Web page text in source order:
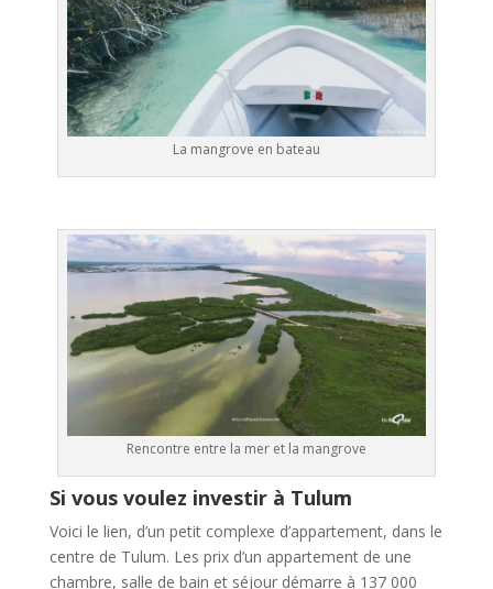
La mangrove en bateau
Rencontre entre la mer et la mangrove
Si vous voulez investir à Tulum
Voici le lien, d’un petit complexe d’appartement, dans le
centre de Tulum. Les prix d’un appartement de une
chambre, salle de bain et séjour démarre à 137 000